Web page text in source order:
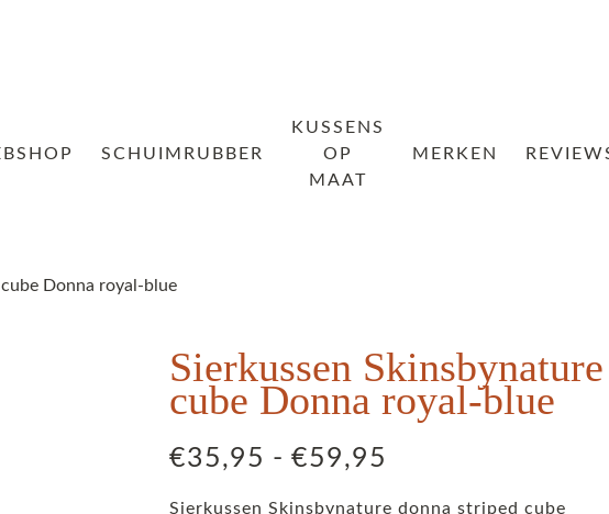
SCHUIMRUBBER
KUSSENS
OP
MAAT
MERKEN
Donna royal-blue
Sierkussen
cube Donna royal-blue
€35,95 - €59,95
Sierkussen Skinsbynature donna striped cube